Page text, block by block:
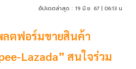
อัปเดตล่าสุด : 19 มิ.ย. 67 | 06:13 น.
ตฟอร์มขายสินค้า
Lazada” สนใจร่วม